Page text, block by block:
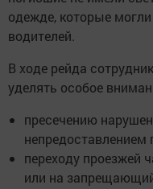
одежде, которые
водителей.
В ходе рейда
уделять особое
пресечению
переходу проезжей
или на